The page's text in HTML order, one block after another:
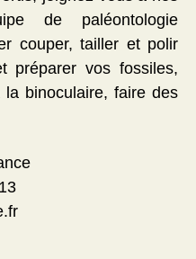
de paléontologie
couper, tailler et polir
préparer vos fossiles,
binoculaire, faire des